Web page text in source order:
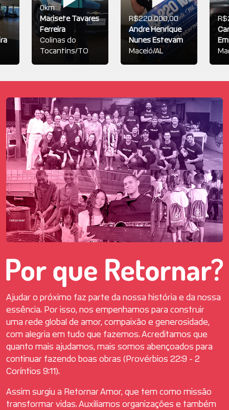
0km
Marisete Tavares
Ferreira
Colinas do
Tocantins/TO
R$220.000,00
Andre Henrique
Nunes Estevam
Maceió/AL
Ajudar o próximo faz parte da nossa história e da nossa
essência. Por isso, nos empenhamos para construir
uma rede global de amor, compaixão e generosidade,
com alegria em tudo que fazemos. Acreditamos que
quanto mais ajudamos, mais somos abençoados para
continuar fazendo boas obras (Provérbios 22:9 - 2
Coríntios 9:11).
Assim surgiu a Retornar Amor, que tem como missão
transformar vidas. Auxiliamos organizações e também